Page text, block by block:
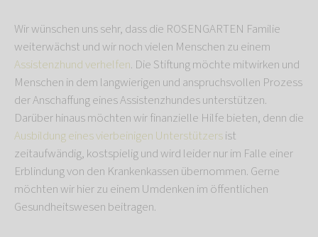
Wir wünschen uns sehr, dass die ROSENGARTEN Familie
weiterwächst und wir noch vielen Menschen zu einem
Assistenzhund verhelfen. Die Stiftung möchte mitwirken und
Menschen in dem langwierigen und anspruchsvollen Prozess
der Anschaffung eines Assistenzhundes unterstützen.
Darüber hinaus möchten wir finanzielle Hilfe bieten, denn die
Ausbildung eines vierbeinigen Unterstützersist
zeitaufwändig, kostspielig und wird leider nur im Falle einer
Erblindung von den Krankenkassen übernommen. Gerne
möchten wir hier zu einem Umdenken im öffentlichen
Gesundheitswesen beitragen.